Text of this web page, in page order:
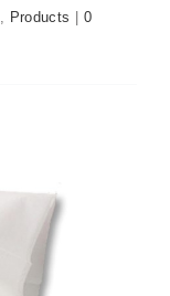
Products | 0